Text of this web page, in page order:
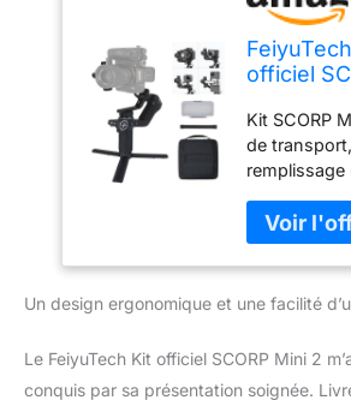
officiel
cardan
cardan
pour
photo
caméras
tracker
avec étui
Kit SCORP
de
d'extension
Suivi IA
stabilisateur
avec une
peut suivre
Un design ergonomique et une facilité
Le FeiyuTech Kit officiel SCORP Mini 2
conquis par sa présentation soignée.